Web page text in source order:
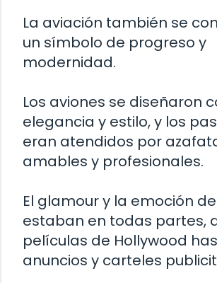
La aviación también se
un símbolo de progreso y
modernidad.
Los aviones se diseñaron
elegancia y estilo, y los
eran atendidos por
amables y profesionales.
El glamour y la emoción
estaban en todas partes,
películas de Hollywood
anuncios y carteles